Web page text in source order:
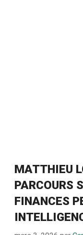
MATTHIEU
PARCOURS
FINANCES